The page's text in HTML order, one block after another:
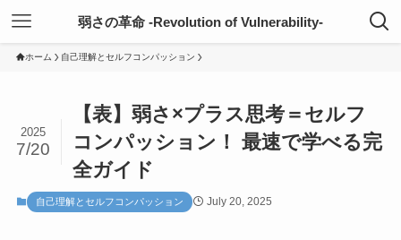
弱さの革命 -Revolution of Vulnerability-
ホーム 自己理解とセルフコンパッション
【表】弱さ×プラス思考＝セルフ
コンパッション！ 最速で学べる完
全ガイド
2025
7/20
自己理解とセルフコンパッション July 20, 2025